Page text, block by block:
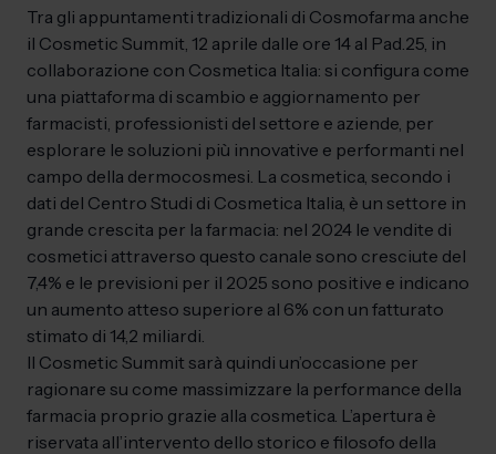
Tra gli appuntamenti tradizionali di Cosmofarma anche
il Cosmetic Summit, 12 aprile dalle ore 14 al Pad.25, in
collaborazione con Cosmetica Italia: si configura come
una piattaforma di scambio e aggiornamento per
farmacisti, professionisti del settore e aziende, per
esplorare le soluzioni più innovative e performanti nel
campo della dermocosmesi. La cosmetica, secondo i
dati del Centro Studi di Cosmetica Italia, è un settore in
grande crescita per la farmacia: nel 2024 le vendite di
cosmetici attraverso questo canale sono cresciute del
7,4% e le previsioni per il 2025 sono positive e indicano
un aumento atteso superiore al 6% con un fatturato
stimato di 14,2 miliardi.
Il Cosmetic Summit sarà quindi un’occasione per
ragionare su come massimizzare la performance della
farmacia proprio grazie alla cosmetica. L’apertura è
riservata all’intervento dello storico e filosofo della